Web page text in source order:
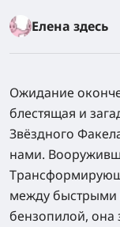
Елена здесь
Ожидание
блестящая и
Звёздного
нами.
между быстрыми
бензопилой, она